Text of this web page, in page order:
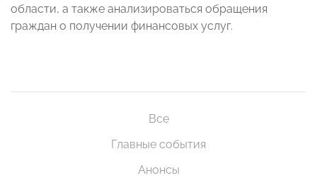
области, а также анализироваться обращения
граждан о получении финансовых услуг.
Все
Главные события
Анонсы